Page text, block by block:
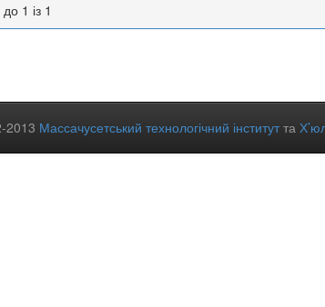
1 із 1
2013 Массачусетський технологічний інститутта